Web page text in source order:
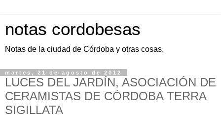
notas cordobesas
Notas de la ciudad de Córdoba y otras cosas.
martes, 21 de agosto de 2012
LUCES DEL JARDÍN, ASOCIACIÓN DE
CERAMISTAS DE CÓRDOBA TERRA
SIGILLATA